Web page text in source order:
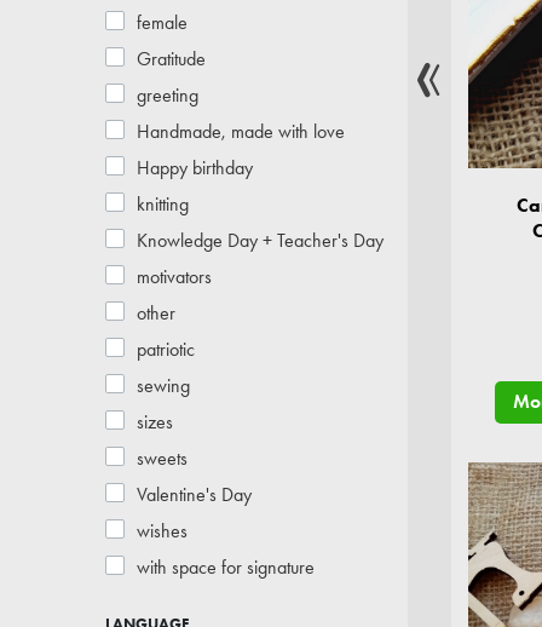
female
Gratitude
greeting
Handmade, made with love
Happy birthday
knitting
Knowledge Day + Teacher's Day
motivators
other
patriotic
sewing
sizes
sweets
Valentine's Day
wishes
with space for signature